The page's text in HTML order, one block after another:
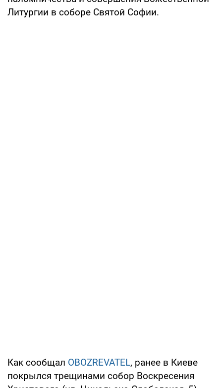
Литургии в соборе Святой Софии.
Как сообщал OBOZREVATEL, ранее в Киеве
покрылся трещинами собор Воскресения